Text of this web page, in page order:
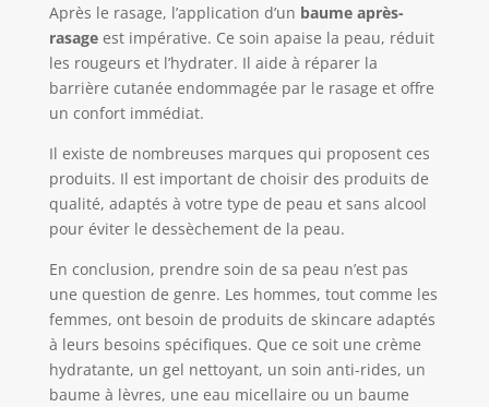
Après le rasage, l’application d’un baume après-
rasageest impérative. Ce soin apaise la peau, réduit
les rougeurs et l’hydrater. Il aide à réparer la
barrière cutanée endommagée par le rasage et offre
un confort immédiat.
Il existe de nombreuses marques qui proposent ces
produits. Il est important de choisir des produits de
qualité, adaptés à votre type de peau et sans alcool
pour éviter le dessèchement de la peau.
En conclusion, prendre soin de sa peau n’est pas
une question de genre. Les hommes, tout comme les
femmes, ont besoin de produits de skincare adaptés
à leurs besoins spécifiques. Que ce soit une crème
hydratante, un gel nettoyant, un soin anti-rides, un
baume à lèvres, une eau micellaire ou un baume